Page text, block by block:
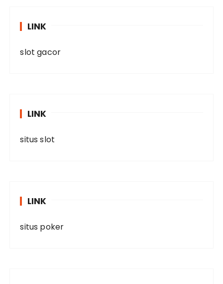
LINK
slot gacor
LINK
situs slot
LINK
situs poker